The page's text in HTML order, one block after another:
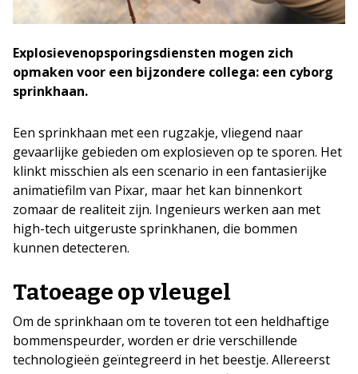
Explosievenopsporingsdiensten mogen zich
opmaken voor een bijzondere collega: een cyborg
sprinkhaan.
Een sprinkhaan met een rugzakje, vliegend naar
gevaarlijke gebieden om explosieven op te sporen. Het
klinkt misschien als een scenario in een fantasierijke
animatiefilm van Pixar, maar het kan binnenkort
zomaar de realiteit zijn. Ingenieurs werken aan met
high-tech uitgeruste sprinkhanen, die bommen
kunnen detecteren.
Tatoeage op vleugel
Om de sprinkhaan om te toveren tot een heldhaftige
bommenspeurder, worden er drie verschillende
technologieën geïntegreerd in het beestje. Allereerst